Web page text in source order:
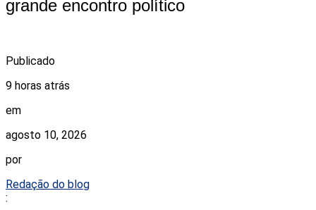
grande encontro político
Publicado
9 horas atrás
em
agosto 10, 2026
por
Redação do blog
: